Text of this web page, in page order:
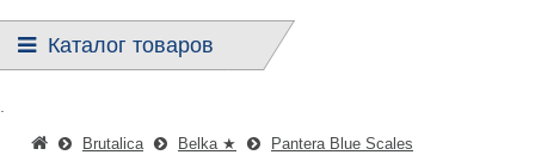
Каталог товаров
Brutalica Belka ★ Pantera Blue Scales